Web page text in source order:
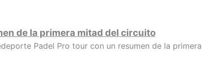
de la primera mitad del circuito
Padel Pro tour con un resumen de la primera